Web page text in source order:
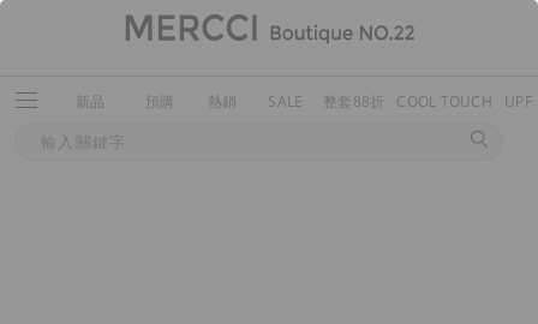
新品 預購 熱銷 SALE 整套88折 COOL TOUCH